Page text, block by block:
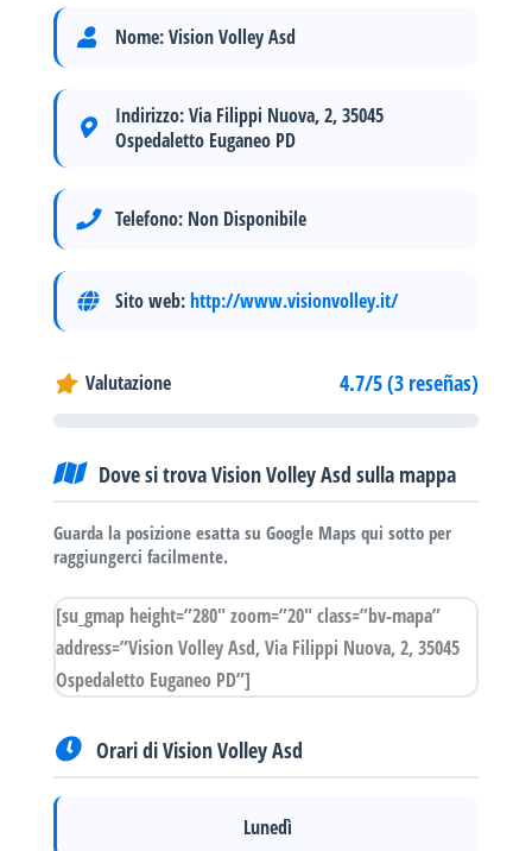
Nome:Vision Volley Asd
Indirizzo:Via Filippi Nuova, 2, 35045
Ospedaletto Euganeo PD
Telefono: Non Disponibile
Sito web:http://www.visionvolley.it/
Valutazione 4.7/5 (3 reseñas)
Dove si trova Vision Volley Asd sulla mappa
Guarda la posizione esatta su Google Maps qui sotto per
raggiungerci facilmente.
[su_gmap height=”280″ zoom=”20″ class=”bv-mapa”
address=”Vision Volley Asd, Via Filippi Nuova, 2, 35045
Ospedaletto Euganeo PD”]
Orari di Vision Volley Asd
Lunedì